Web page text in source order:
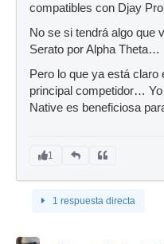
compatibles con Djay
No se si tendrá algo que
Serato por Alpha Theta…
Pero lo que ya está
principal competidor…
Native es beneficiosa
1
1 respuesta directa